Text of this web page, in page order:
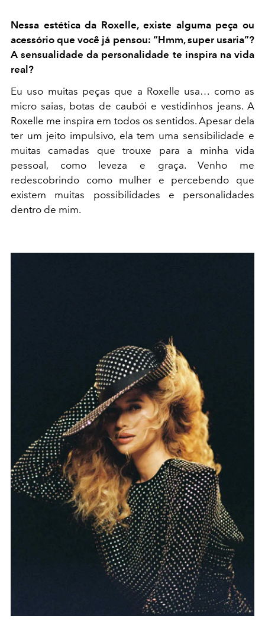
Nessa estética da Roxelle, existe alguma peça ou
acessório que você já pensou: “Hmm, super usaria”?
A sensualidade da personalidade te inspira na vida
real?
Eu uso muitas peças que a Roxelle usa… como as
micro saias, botas de caubói e vestidinhos jeans. A
Roxelle me inspira em todos os sentidos. Apesar dela
ter um jeito impulsivo, ela tem uma sensibilidade e
muitas camadas que trouxe para a minha vida
pessoal, como leveza e graça. Venho me
redescobrindo como mulher e percebendo que
existem muitas possibilidades e personalidades
dentro de mim.